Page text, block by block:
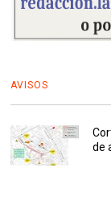
AVISOS
de